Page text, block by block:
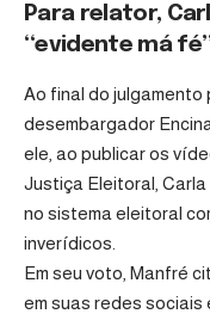
Para relator,
“evidente má
Ao final do
desembargador
ele, ao publicar os
Justiça Eleitoral,
no sistema eleitoral
inverídicos.
Em seu voto, Manfré
em suas redes sociais